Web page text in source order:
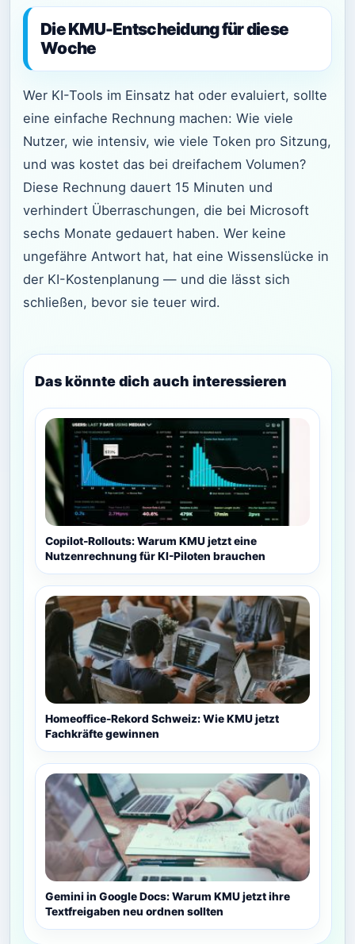
Die KMU-Entscheidung für diese
Woche
Wer KI-Tools im Einsatz hat oder evaluiert, sollte
eine einfache Rechnung machen: Wie viele
Nutzer, wie intensiv, wie viele Token pro Sitzung,
und was kostet das bei dreifachem Volumen?
Diese Rechnung dauert 15 Minuten und
verhindert Überraschungen, die bei Microsoft
sechs Monate gedauert haben. Wer keine
ungefähre Antwort hat, hat eine Wissenslücke in
der KI-Kostenplanung — und die lässt sich
schließen, bevor sie teuer wird.
Das könnte dich auch interessieren
Copilot-Rollouts: Warum KMU jetzt eine
Nutzenrechnung für KI-Piloten brauchen
Homeoffice-Rekord Schweiz: Wie KMU jetzt
Fachkräfte gewinnen
Gemini in Google Docs: Warum KMU jetzt ihre
Textfreigaben neu ordnen sollten